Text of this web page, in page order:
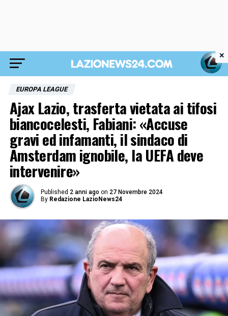
EUROPA LEAGUE
Ajax Lazio, trasferta vietata ai tifosi
biancocelesti, Fabiani: «Accuse
gravi ed infamanti, il sindaco di
Amsterdam ignobile, la UEFA deve
intervenire»
Published 2 anni ago on 27 Novembre 2024
By Redazione LazioNews24
×